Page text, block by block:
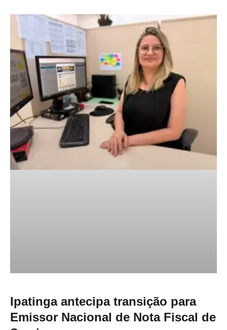
Ipatinga antecipa transição para
Emissor Nacional de Nota Fiscal de